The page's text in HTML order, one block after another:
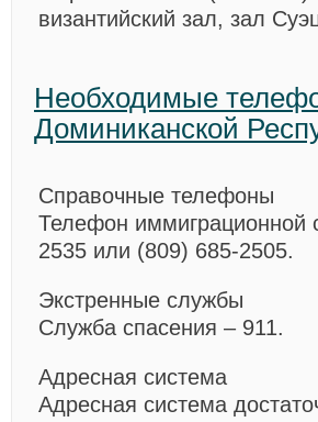
византийский зал, зал
Необходимые
Доминиканской
Справочные телефоны
Телефон иммиграционной
2535 или (809) 685-2505.
Экстренные службы
Служба спасения – 911.
Адресная система
Адресная система